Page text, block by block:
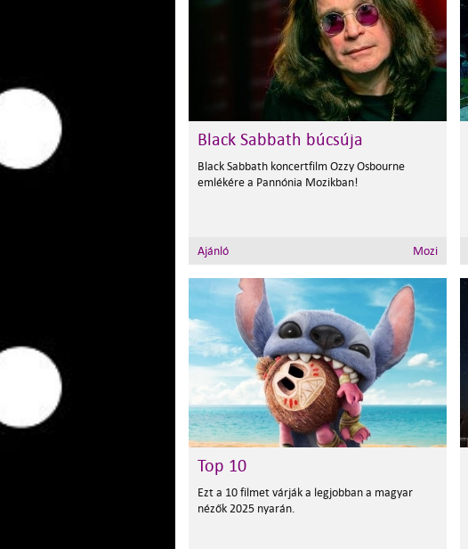
Black Sabbath búcsúja
Black Sabbath koncertfilm Ozzy Osbourne
emlékére a Pannónia Mozikban!
Ajánló Mozi
Top 10
Ezt a 10 filmet várják a legjobban a magyar
nézők 2025 nyarán.